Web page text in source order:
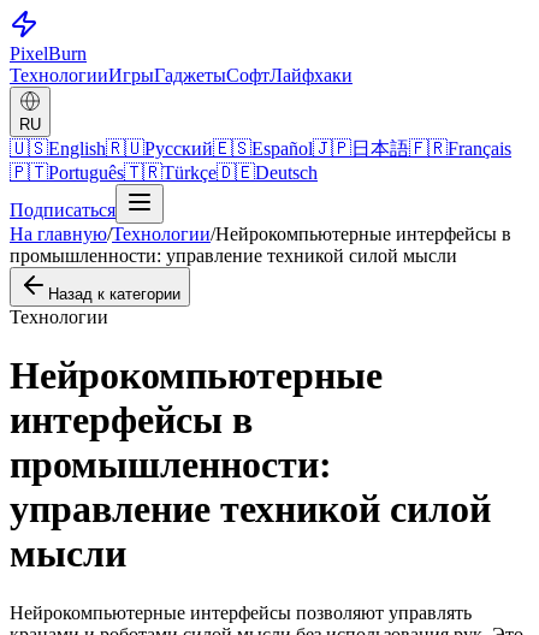
PixelBurn
ТехнологииИгрыГаджетыСофтЛайфхаки
RU
🇺🇸English🇷🇺Русский🇪🇸Español🇯🇵日本語🇫🇷Français
🇵🇹Português🇹🇷Türkçe🇩🇪Deutsch
Подписаться
На главную/Технологии/Нейрокомпьютерные интерфейсы в
промышленности: управление техникой силой мысли
Назад к категории
Технологии
Нейрокомпьютерные
интерфейсы в
промышленности:
управление техникой силой
мысли
Нейрокомпьютерные интерфейсы позволяют управлять